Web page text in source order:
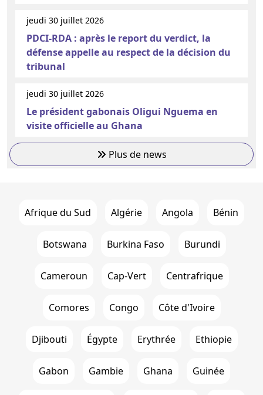
jeudi 30 juillet 2026
PDCI-RDA : après le report du verdict, la
défense appelle au respect de la décision du
tribunal
jeudi 30 juillet 2026
Le président gabonais Oligui Nguema en
visite officielle au Ghana
Plus de news
Afrique du Sud Algérie Angola Bénin
Botswana Burkina Faso Burundi
Cameroun Cap-Vert Centrafrique
Comores Congo Côte d'Ivoire
Djibouti Égypte Erythrée Ethiopie
Gabon Gambie Ghana Guinée